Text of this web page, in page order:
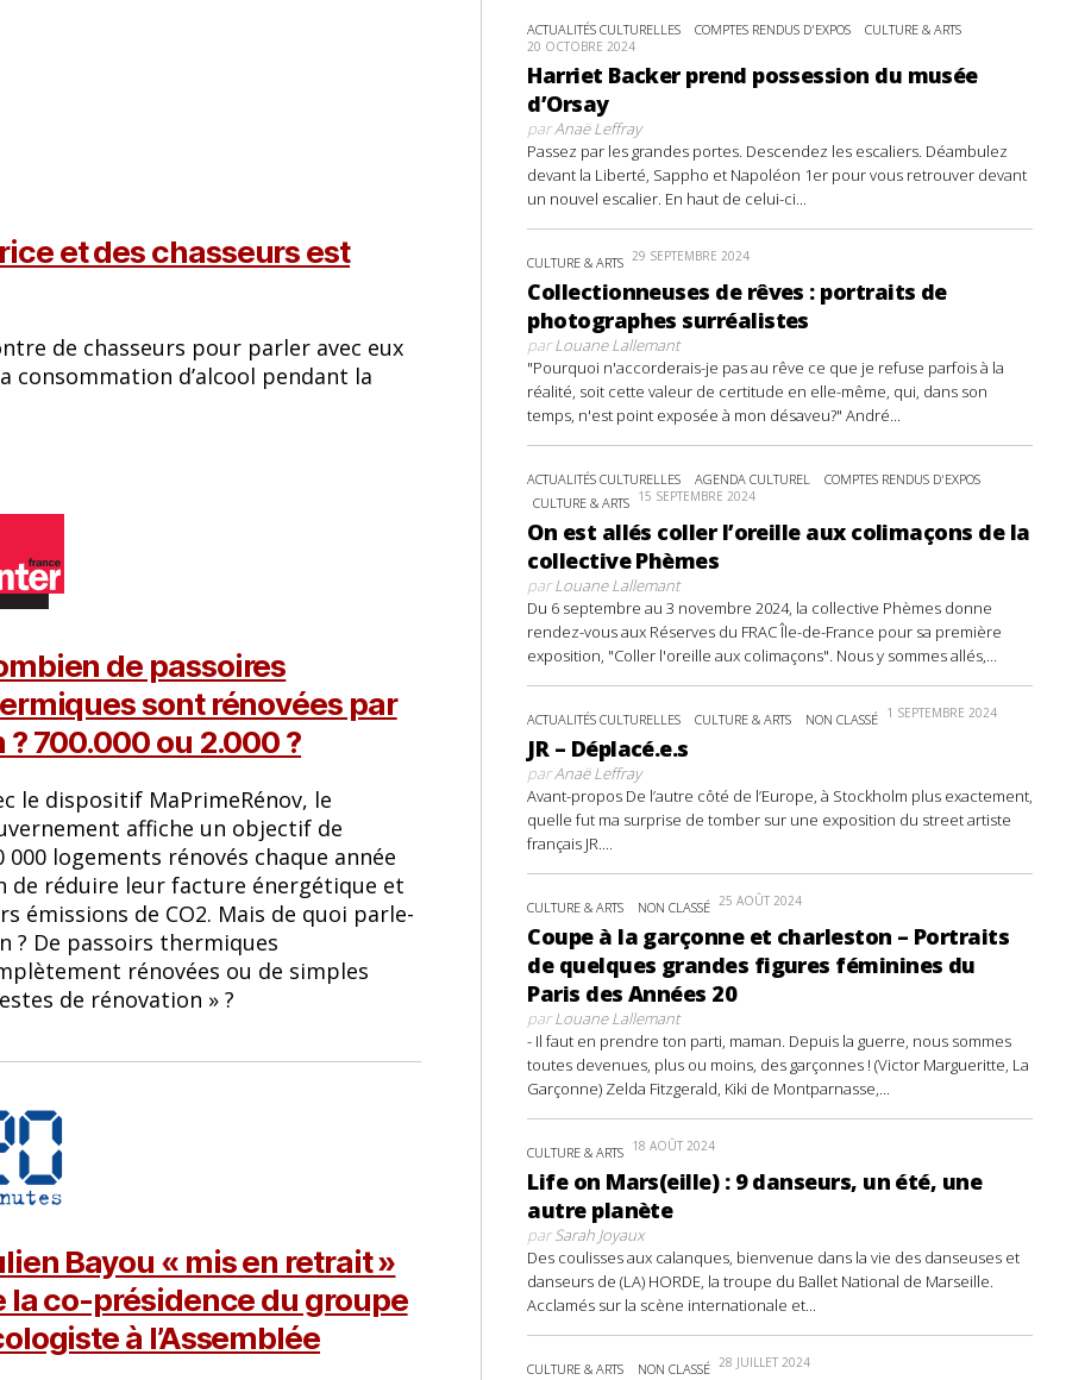
et des chasseurs est
de chasseurs pour parler avec eux
consommation d’alcool pendant la
de passoires
sont rénovées par
? 700.000 ou 2.000 ?
le dispositif MaPrimeRénov, le
affiche un objectif de
000 logements rénovés chaque année
de réduire leur facture énergétique et
émissions de CO2. Mais de quoi parle-
? De passoirs thermiques
rénovées ou de simples
de rénovation » ?
Bayou « mis en retrait »
la co-présidence du groupe
à l’Assemblée
ACTUALITÉS CULTURELLES COMPTES RENDUS D'EXPOS CULTURE & ARTS
20 OCTOBRE 2024
Harriet Backer prend possession du musée
d’Orsay
parAnaë Leffray
Passez par les grandes portes. Descendez les escaliers. Déambulez
devant la Liberté, Sappho et Napoléon 1er pour vous retrouver devant
un nouvel escalier. En haut de celui-ci...
CULTURE & ARTS 29 SEPTEMBRE 2024
Collectionneuses de rêves : portraits de
photographes surréalistes
parLouane Lallemant
"Pourquoi n'accorderais-je pas au rêve ce que je refuse parfois à la
réalité, soit cette valeur de certitude en elle-même, qui, dans son
temps, n'est point exposée à mon désaveu?" André...
ACTUALITÉS CULTURELLES AGENDA CULTUREL
COMPTES RENDUS D'EXPOS
CULTURE & ARTS 15 SEPTEMBRE 2024
On est allés coller l’oreille aux colimaçons de la
collective Phèmes
parLouane Lallemant
Du 6 septembre au 3 novembre 2024, la collective Phèmes donne
rendez-vous aux Réserves du FRAC Île-de-France pour sa première
exposition, "Coller l'oreille aux colimaçons". Nous y sommes allés,...
ACTUALITÉS CULTURELLES CULTURE & ARTS NON CLASSÉ 1 SEPTEMBRE 2024
JR – Déplacé.e.s
parAnaë Leffray
Avant-propos De l’autre côté de l’Europe, à Stockholm plus exactement,
quelle fut ma surprise de tomber sur une exposition du street artiste
français JR....
CULTURE & ARTS NON CLASSÉ 25 AOÛT 2024
Coupe à la garçonne et charleston – Portraits
de quelques grandes figures féminines du
Paris des Années 20
parLouane Lallemant
- Il faut en prendre ton parti, maman. Depuis la guerre, nous sommes
toutes devenues, plus ou moins, des garçonnes ! (Victor Margueritte, La
Garçonne) Zelda Fitzgerald, Kiki de Montparnasse,...
CULTURE & ARTS 18 AOÛT 2024
Life on Mars(eille) : 9 danseurs, un été, une
autre planète
parSarah Joyaux
Des coulisses aux calanques, bienvenue dans la vie des danseuses et
danseurs de (LA) HORDE, la troupe du Ballet National de Marseille.
Acclamés sur la scène internationale et...
CULTURE & ARTS NON CLASSÉ 28 JUILLET 2024